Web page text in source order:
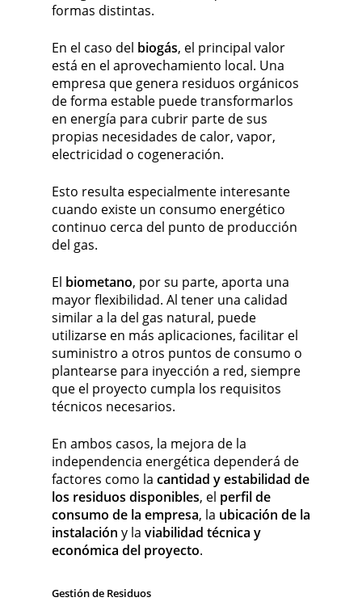
formas distintas.
En el caso del biogás, el principal valor
está en el aprovechamiento local. Una
empresa que genera residuos orgánicos
de forma estable puede transformarlos
en energía para cubrir parte de sus
propias necesidades de calor, vapor,
electricidad o cogeneración.
Esto resulta especialmente interesante
cuando existe un consumo energético
continuo cerca del punto de producción
del gas.
El biometano, por su parte, aporta una
mayor flexibilidad. Al tener una calidad
similar a la del gas natural, puede
utilizarse en más aplicaciones, facilitar el
suministro a otros puntos de consumo o
plantearse para inyección a red, siempre
que el proyecto cumpla los requisitos
técnicos necesarios.
En ambos casos, la mejora de la
independencia energética dependerá de
factores como la cantidad y estabilidad de
los residuos disponibles, el perfil de
consumo de la empresa, la ubicación de la
instalación y la viabilidad técnica y
económica del proyecto.
Gestión de Residuos